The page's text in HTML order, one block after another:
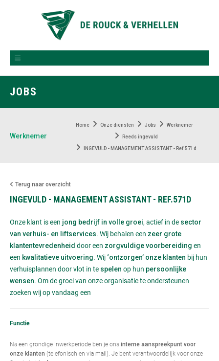
JOBS
Werknemer
Home Onze diensten Jobs Werknemer
Reeds ingevuld
INGEVULD - MANAGEMENT ASSISTANT - Ref.571d
Terug naar overzicht
INGEVULD - MANAGEMENT ASSISTANT - REF.571D
Onze klant is een jong bedrijf in volle groei, actief in de sector
van verhuis- en liftservices. Wij behalen een zeer grote
klantentevredenheid door een zorgvuldige voorbereiding en
een kwalitatieve uitvoering. Wij ‘ontzorgen’ onze klanten bij hun
verhuisplannen door vlot in te spelen op hun persoonlijke
wensen. Om de groei van onze organisatie te ondersteunen
zoeken wij op vandaag een
Functie
Na een grondige inwerkperiode ben je ons interne aanspreekpunt voor
onze klanten (telefonisch en via mail). Je bent verantwoordelijk voor onze